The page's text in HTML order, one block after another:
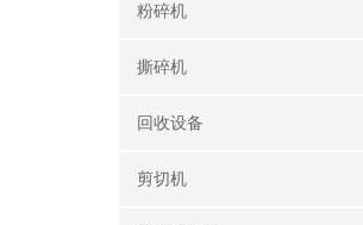
粉碎机
撕碎机
回收设备
剪切机